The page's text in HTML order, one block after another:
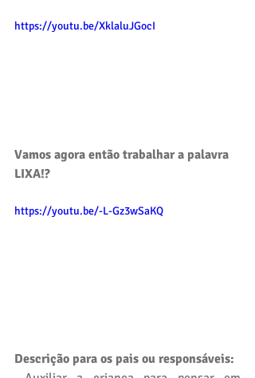
https://youtu.be/XklaluJGocI
Vamos agora então trabalhar a palavra
LIXA!?
https://youtu.be/-L-Gz3wSaKQ
Descrição para os pais ou responsáveis: